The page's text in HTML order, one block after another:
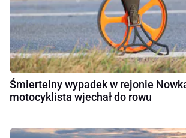
Śmiertelny wypadek w rejonie
motocyklista wjechał do rowu